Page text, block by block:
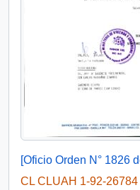
CL CLUAH 1-92-26784